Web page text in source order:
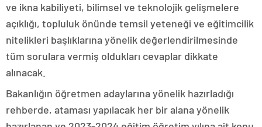
ve ikna kabiliyeti, bilimsel ve teknolojik gelişmelere
açıklığı, topluluk önünde temsil yeteneği ve eğitimcilik
nitelikleri başlıklarına yönelik değerlendirilmesinde
tüm sorulara vermiş oldukları cevaplar dikkate
alınacak.
Bakanlığın öğretmen adaylarına yönelik hazırladığı
rehberde, ataması yapılacak her bir alana yönelik